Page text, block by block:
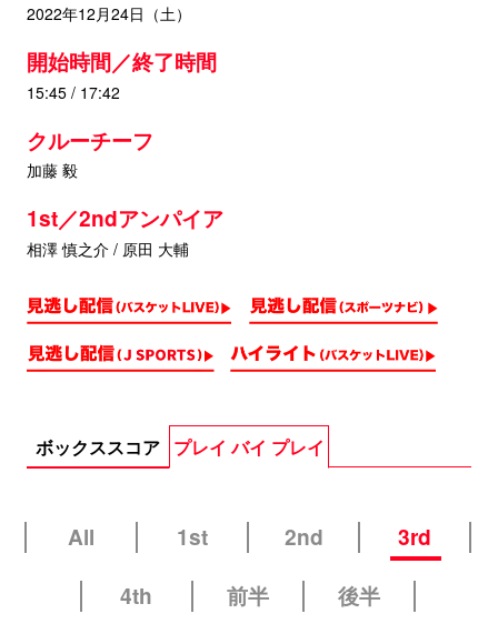
2022年12月24日（土）
開始時間／終了時間
15:45 / 17:42
クルーチーフ
加藤 毅
1st／2ndアンパイア
相澤 慎之介 / 原田 大輔
ボックススコア プレイ バイ プレイ
All 1st 2nd
3rd
4th
前半 後半